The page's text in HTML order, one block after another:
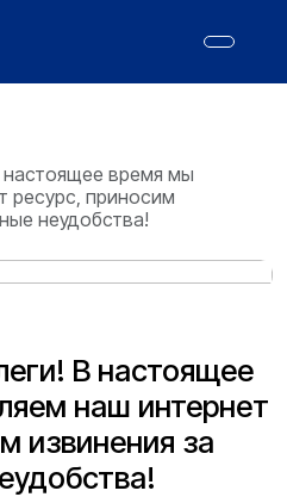
время мы
ресурс, приносим
неудобства!
В настоящее
наш интернет
извинения за